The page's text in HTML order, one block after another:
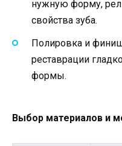
нужную форму,
свойства зуба.
Полировка и
реставрации
формы.
Выбор материалов и